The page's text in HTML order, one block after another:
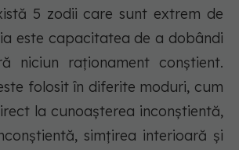
5 zodii care sunt extrem de
este capacitatea de a dobândi
niciun raționament conștient.
folosit în diferite moduri, cum
la cunoașterea inconștientă,
simțirea interioară și